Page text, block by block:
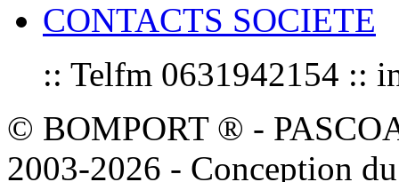
CONTACTS SOCIETE
:: Telfm 0631942154 ::
© BOMPORT ® -
2003-2026 - Conception